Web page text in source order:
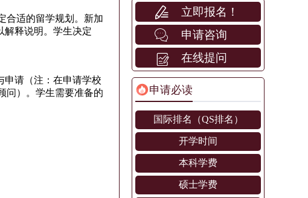
适的留学规划。新加
解释说明。学生决定
请（注：在申请学校
问）。学生需要准备的
立即报名！
申请咨询
在线提问
申请必读
国际排名（QS排名）
开学时间
本科学费
硕士学费